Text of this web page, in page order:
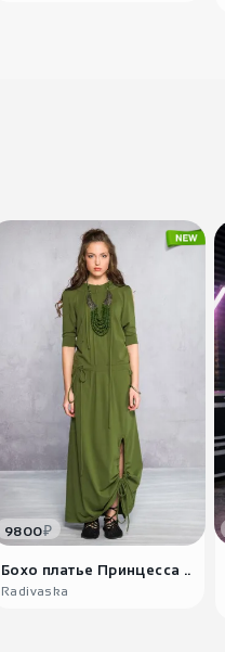
9800₽
Бохо платье Принцесса ..
Radivaska